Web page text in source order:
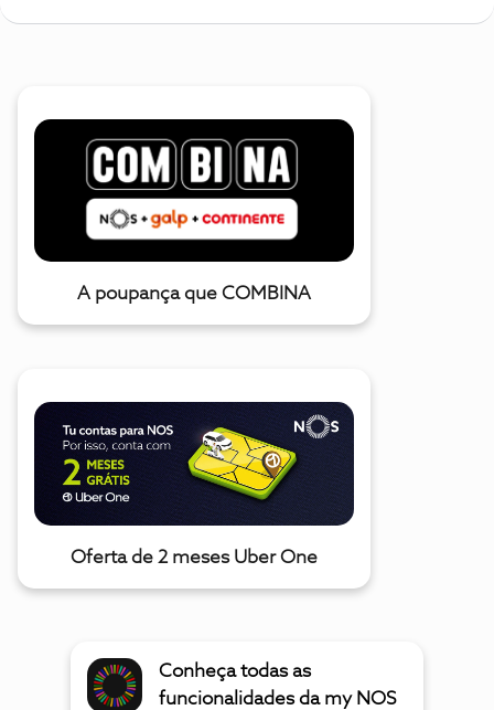
A poupança que COMBINA
Oferta de 2 meses Uber One
Conheça todas as
funcionalidades da my NOS